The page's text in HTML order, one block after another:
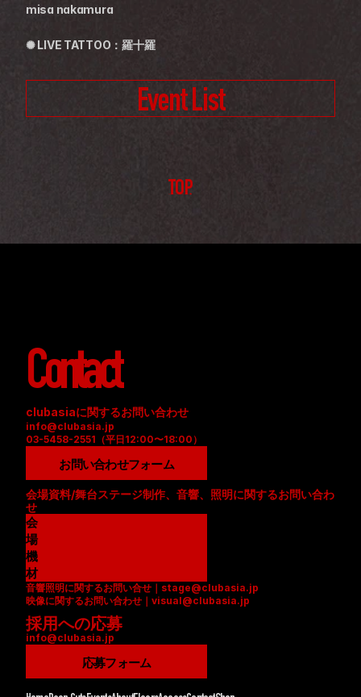
misa nakamura
✺ LIVE TATTOO：羅十羅
Event List
TOP
Contact
clubasiaに関するお問い合わせ
info@clubasia.jp
03-5458-2551（平日12:00〜18:00）
お問い合わせフォーム
会場資料/舞台ステージ制作、音響、照明に関するお問い合わ
せ
会
場
資
料
(
P
D
F
機
材
リ
ス
ト
(
D
F
音響照明に関するお問い合せ｜stage@clubasia.jp
映像に関するお問い合わせ｜visual@clubasia.jp
採用への応募
info@clubasia.jp
応募フォーム